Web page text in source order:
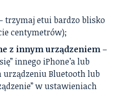
trzymaj etui bardzo blisko
centymetrów);
z innym urządzeniem–
innego iPhone’a lub
urządzeniu Bluetooth lub
w ustawieniach